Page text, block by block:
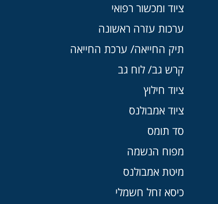
ציוד ומכשור רפואי
ערכות עזרה ראשונה
תיק החייאה/ ערכת החייאה
קרש גב/ לוח גב
ציוד חילוץ
ציוד אמבולנס
סד תומס
מפוח הנשמה
מיטת אמבולנס
כיסא זחל חשמלי